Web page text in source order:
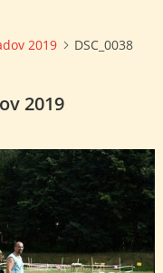
2019 DSC_0038
2019